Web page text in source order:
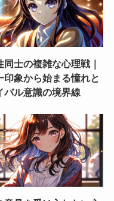
同士の複雑な心理戦｜
印象から始まる憧れと
バル意識の境界線